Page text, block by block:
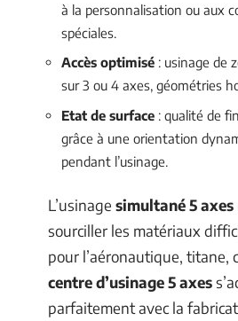
à la personnalisation ou aux
spéciales.
Accès optimisé : usinage de
sur 3 ou 4 axes, géométries
Etat de surface : qualité de
grâce à une orientation
pendant l’usinage.
L’usinage simultané 5 axes
sourciller les matériaux
pour l’aéronautique, titane,
centre d’usinage 5 axes
parfaitement avec la